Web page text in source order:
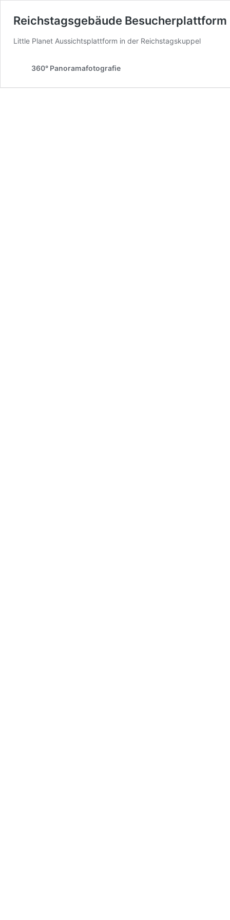
Reichstagsgebäude Besucherplattform
Little Planet Aussichtsplattform in der Reichstagskuppel
360° Panoramafotografie